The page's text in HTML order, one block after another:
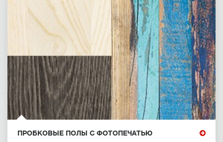
ПРОБКОВЫЕ ПОЛЫ С ФОТОПЕЧАТЬЮ